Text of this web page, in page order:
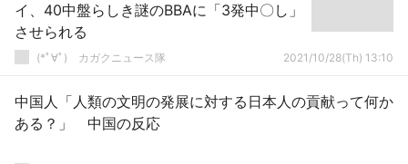
イ、40中盤らしき謎のBBAに「3発中〇し」
させられる
(*ﾟ∀ﾟ)ゞカガクニュース隊 2021/10/28(Th) 13:10
中国人「人類の文明の発展に対する日本人の貢献って何か
ある？」 中国の反応